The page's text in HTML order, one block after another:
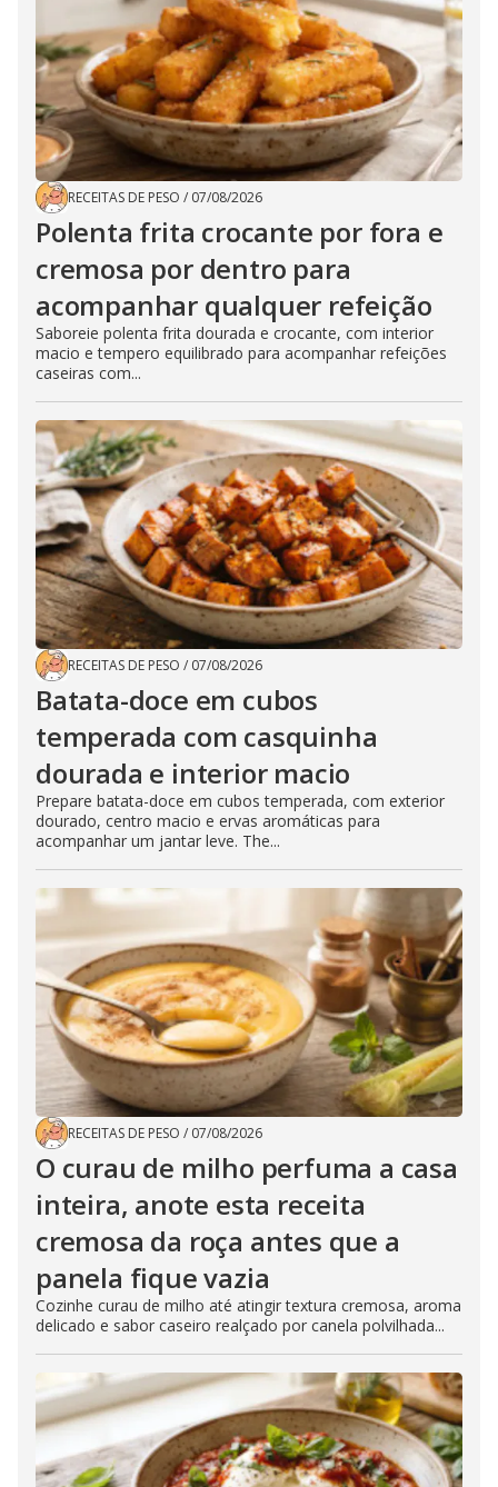
RECEITAS DE PESO / 07/08/2026
Polenta frita crocante por fora e
cremosa por dentro para
acompanhar qualquer refeição
Saboreie polenta frita dourada e crocante, com interior
macio e tempero equilibrado para acompanhar refeições
caseiras com...
RECEITAS DE PESO / 07/08/2026
Batata-doce em cubos
temperada com casquinha
dourada e interior macio
Prepare batata-doce em cubos temperada, com exterior
dourado, centro macio e ervas aromáticas para
acompanhar um jantar leve. The...
RECEITAS DE PESO / 07/08/2026
O curau de milho perfuma a casa
inteira, anote esta receita
cremosa da roça antes que a
panela fique vazia
Cozinhe curau de milho até atingir textura cremosa, aroma
delicado e sabor caseiro realçado por canela polvilhada...